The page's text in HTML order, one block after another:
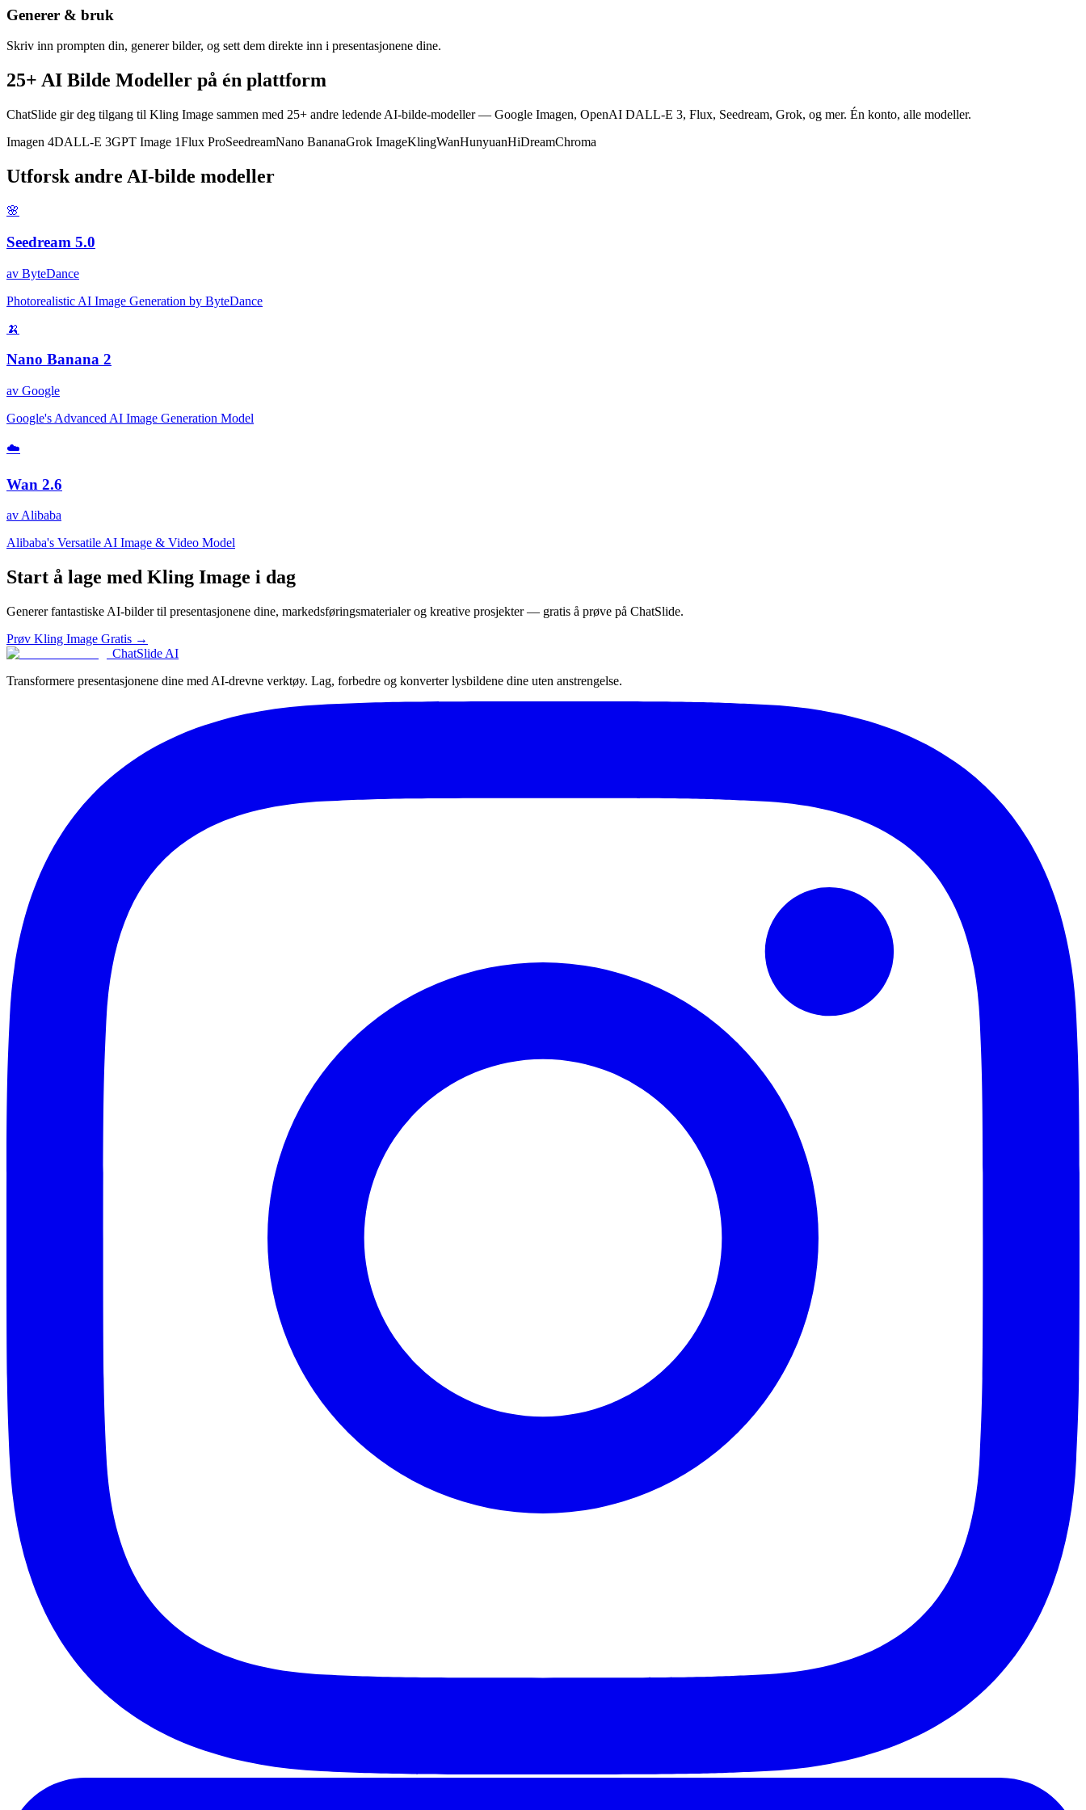
Generer & bruk
Skriv inn prompten din, generer bilder, og sett dem direkte inn i presentasjonene dine.
25+ AI Bilde Modeller på én plattform
ChatSlide gir deg tilgang til Kling Image sammen med 25+ andre ledende AI-bilde-modeller — Google Imagen, OpenAI DALL-E 3, Flux, Seedream, Grok, og mer. Én konto, alle modeller.
Imagen 4DALL-E 3GPT Image 1Flux ProSeedreamNano BananaGrok ImageKlingWanHunyuanHiDreamChroma
Utforsk andre AI-bilde modeller
🌸
Seedream 5.0
av ByteDance
Photorealistic AI Image Generation by ByteDance
🍌
Nano Banana 2
av Google
Google's Advanced AI Image Generation Model
☁️
Wan 2.6
av Alibaba
Alibaba's Versatile AI Image & Video Model
Start å lage med Kling Image i dag
Generer fantastiske AI-bilder til presentasjonene dine, markedsføringsmaterialer og kreative prosjekter — gratis å prøve på ChatSlide.
Prøv Kling Image Gratis →
ChatSlide AI
Transformere presentasjonene dine med AI-drevne verktøy. Lag, forbedre og konverter lysbildene dine uten anstrengelse.